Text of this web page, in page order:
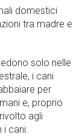
domestici
tra madre e
solo nelle
i cani
per
e, proprio
agli
i cani.